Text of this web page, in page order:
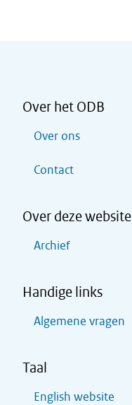
Over het ODB
Over ons
Contact
Over deze website
Archief
Handige links
Algemene vragen
Taal
English website